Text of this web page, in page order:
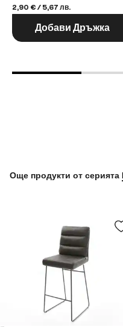
2,90 € / 5,67 лв.
Добави Дръжка
Още продукти от серията